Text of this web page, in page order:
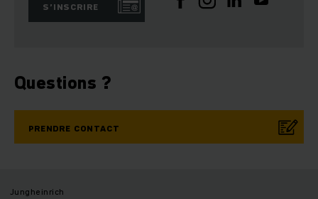
S’INSCRIRE
Questions ?
PRENDRE CONTACT
Jungheinrich